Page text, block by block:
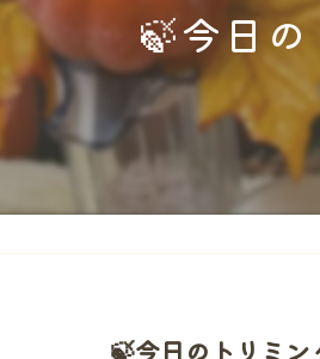
🍃今日
🍃今日のトリミ